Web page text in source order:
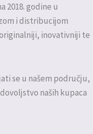
2018. godine u
i distribucijom
inovativniji te
se u našem području,
naših kupaca